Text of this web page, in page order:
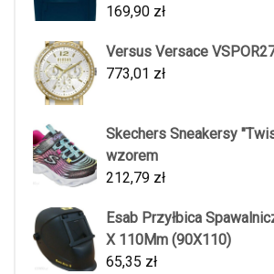
169,90 zł
Versus Versace
773,01 zł
Skechers Sneakersy
wzorem
212,79 zł
Esab Przyłbica
X 110Mm (90X110)
65,35 zł